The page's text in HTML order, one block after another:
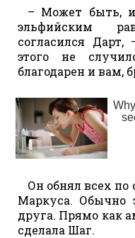
– Может быть,
эльфийским
согласился
этого не
благодарен и вам,
Он обнял всех по
Маркуса. Обычно
друга. Прямо как
сделала Шаг.